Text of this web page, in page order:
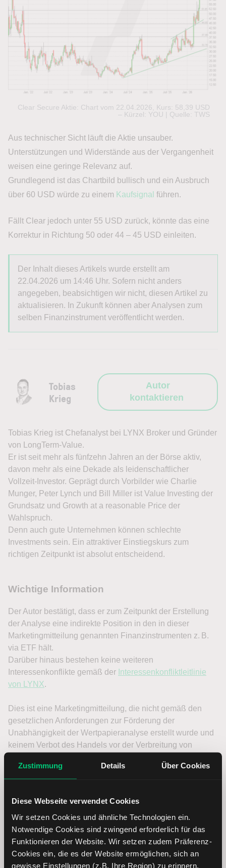
Zustimmung Details Über Cookies
Diese Webseite verwendet Cookies
Wir setzen Cookies und ähnliche Technologien ein.
Notwendige Cookies sind zwingend erforderlich für das
Funktionieren der Website. Wir setzen zudem Präferenz-
Cookies ein, die es der Website ermöglichen, sich an
gewisse Einstellungen (z.B. Ihre Region) zu erinnern.
Clear Secure Aktie: Chart vom 22.04.2026, Kurs: 58,39 USD
– Kürzel: YOU | Quelle: TWS
Aus technischer Sicht läuft die Aktie unsauber.
Unterstützungen und Widerstände aus der Vergangenheit
weisen eine geringe Relevanz auf.
Grundlegend ist das Chartbild bullisch und ein Ausbruch
über 60 USD würde zu einem Kaufsignal führen.
Fällt Clear jedoch unter 55 USD zurück, könnte das eine
Korrektur in Richtung 50 oder 44 – 45 USD einleiten.
Der Inhalt dieses Artikels wurde erstellt am
22.04.2026 um 14:46 Uhr. Sofern nicht anders
angegeben, beabsichtigen wir nicht, diesen Artikel zu
aktualisieren. In Zukunft können aber Analysen zum
selben Finanzinstrument veröffentlicht werden.
Tobias
Krieg
Autor
kontaktieren
Tobias Krieg ist Chefanalyst bei LYNX Broker und Gründer
von LongTerm-Value.
Er ist seit mehr als fünfzehn Jahren an der Börse aktiv,
davon mehr als eine Dekade als leidenschaftlicher
Vollzeit-Investor. Geprägt durch Vorbilder wie Charlie
Munger, Peter Lynch und Bill Miller ist Value Investing der
Grundsatz und Growth at a reasonable Price der
Wahlspruch.
Denn auch gute Unternehmen können schlechte
Investments sein. Ein attraktiver Einstiegskurs zum
richtigen Zeitpunkt ist absolut entscheidend.